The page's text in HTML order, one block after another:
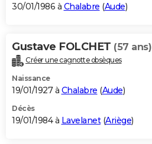
30/01/1986 à Chalabre (Aude)
Gustave FOLCHET (57 ans)
Créer une cagnotte obsèques
Naissance
19/01/1927 à Chalabre (Aude)
Décès
19/01/1984 à Lavelanet(Ariège)